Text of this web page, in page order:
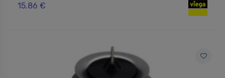
15.86 €